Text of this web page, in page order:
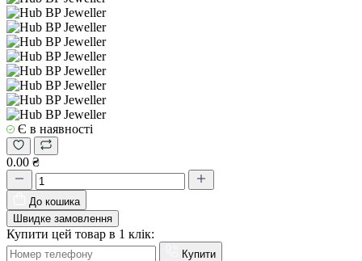
Є в наявності
0.00 ₴
До кошика
Швидке замовлення
Купити цей товар в 1 клік:
Купити